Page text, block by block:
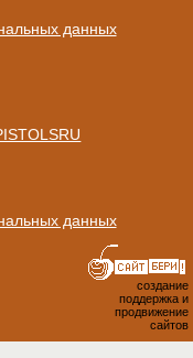
данных
данных
создание
поддержка и
продвижение
сайтов